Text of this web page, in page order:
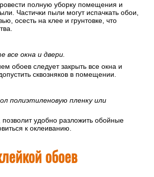
полную уборку помещения и
Частички пыли могут испачкать обои,
осесть на клее и грунтовке, что
все окна и двери.
обоев следует закрыть все окна и
сквозняков в помещении.
полиэтиленовую пленку или
удобно разложить обойные
к оклеиванию.
обоев